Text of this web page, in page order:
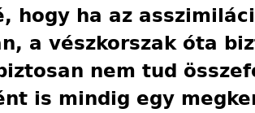
hogy ha az
a vészkorszak óta
nem tud
is mindig egy